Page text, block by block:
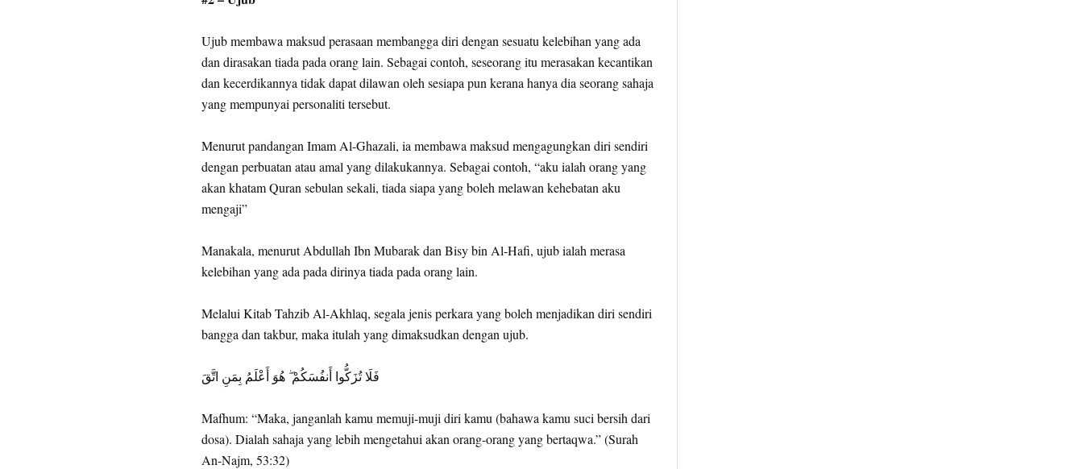
Ujub membawa maksud perasaan membangga diri dengan sesuatu kelebihan yang ada
dan dirasakan tiada pada orang lain. Sebagai contoh, seseorang itu merasakan kecantikan
dan kecerdikannya tidak dapat dilawan oleh sesiapa pun kerana hanya dia seorang sahaja
yang mempunyai personaliti tersebut.
Menurut pandangan Imam Al-Ghazali, ia membawa maksud mengagungkan diri sendiri
dengan perbuatan atau amal yang dilakukannya. Sebagai contoh, “aku ialah orang yang
akan khatam Quran sebulan sekali, tiada siapa yang boleh melawan kehebatan aku
mengaji”
Manakala, menurut Abdullah Ibn Mubarak dan Bisy bin Al-Hafi, ujub ialah merasa
kelebihan yang ada pada dirinya tiada pada orang lain.
Melalui Kitab Tahzib Al-Akhlaq, segala jenis perkara yang boleh menjadikan diri sendiri
bangga dan takbur, maka itulah yang dimaksudkan dengan ujub.
فَلَا تُزَكُّوا أَنفُسَكُمْ ۖ هُوَ أَعْلَمُ بِمَنِ اتَّقَ
Mafhum: “Maka, janganlah kamu memuji-muji diri kamu (bahawa kamu suci bersih dari
dosa). Dialah sahaja yang lebih mengetahui akan orang-orang yang bertaqwa.” (Surah
An-Najm, 53:32)